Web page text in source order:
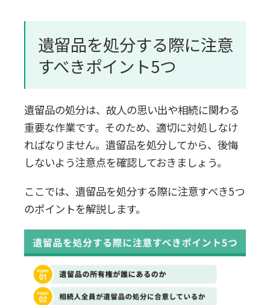
遺留品を処分する際に注意
すべきポイント5つ
遺留品の処分は、故人の思い出や相続に関わる
重要な作業です。そのため、適切に対処しなけ
ればなりません。遺留品を処分してから、後悔
しないよう注意点を確認しておきましょう。
ここでは、遺留品を処分する際に注意すべき5つ
のポイントを解説します。